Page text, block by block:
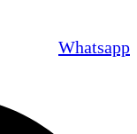
Whatsapp